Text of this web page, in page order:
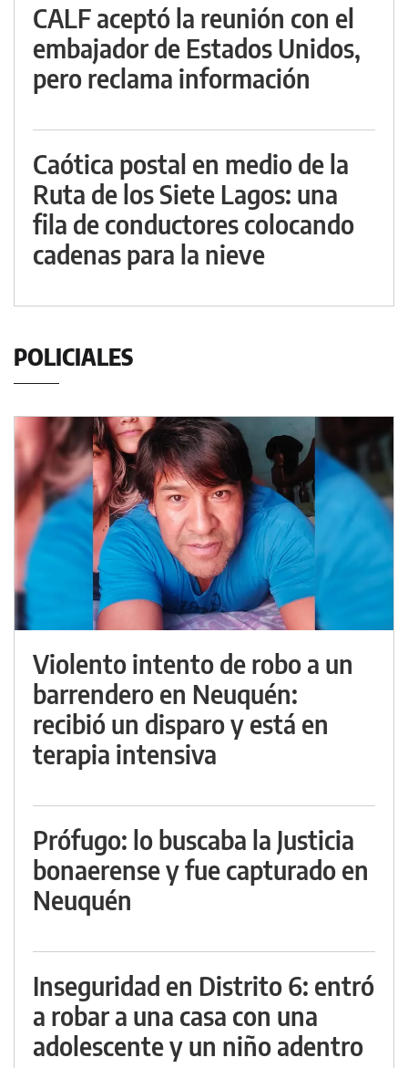
CALF aceptó la reunión con el
embajador de Estados Unidos,
pero reclama información
Caótica postal en medio de la
Ruta de los Siete Lagos: una
fila de conductores colocando
cadenas para la nieve
POLICIALES
Violento intento de robo a un
barrendero en Neuquén:
recibió un disparo y está en
terapia intensiva
Prófugo: lo buscaba la Justicia
bonaerense y fue capturado en
Neuquén
Inseguridad en Distrito 6: entró
a robar a una casa con una
adolescente y un niño adentro